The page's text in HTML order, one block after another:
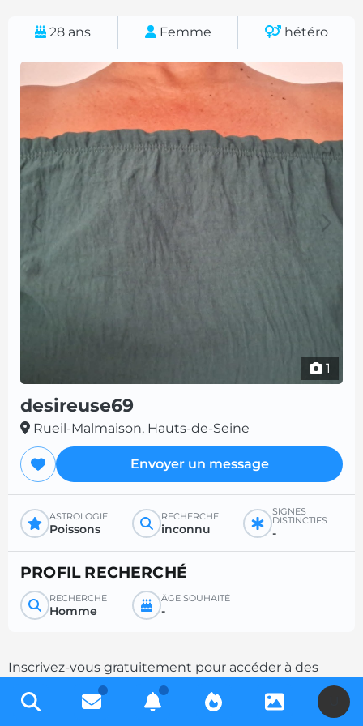
28 ans Femme hétéro
1
desireuse69
Rueil-Malmaison, Hauts-de-Seine
Envoyer un message
ASTROLOGIE
Poissons
RECHERCHE
inconnu
SIGNES
DISTINCTIFS
-
PROFIL RECHERCHÉ
RECHERCHE
Homme
ÂGE SOUHAITÉ
-
Inscrivez-vous gratuitement pour accéder à des
milliers de profils et multipliez les chances de
contacts en complétant votre description.